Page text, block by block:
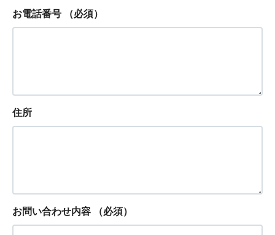
お電話番号 （必須）
住所
お問い合わせ内容 （必須）